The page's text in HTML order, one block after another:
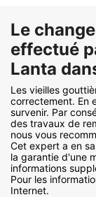
Le
effectué
Lanta
Les vieilles
correctement. En
survenir. Par
des travaux de
nous vous
Cet expert a en
la garantie d'une
informations
Pour les
Internet.